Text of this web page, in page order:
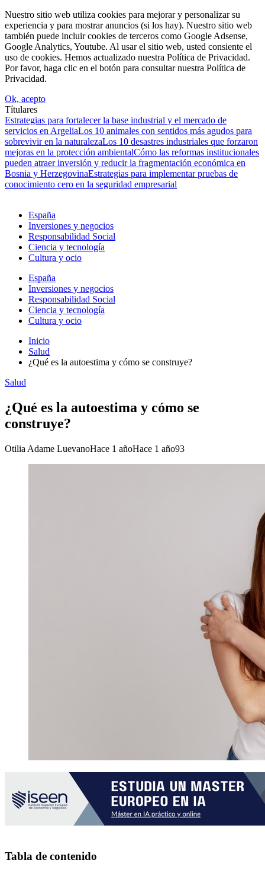
Nuestro sitio web utiliza cookies para mejorar y personalizar su
experiencia y para mostrar anuncios (si los hay). Nuestro sitio web
también puede incluir cookies de terceros como Google Adsense,
Google Analytics, Youtube. Al usar el sitio web, usted consiente el
uso de cookies. Hemos actualizado nuestra Política de Privacidad.
Por favor, haga clic en el botón para consultar nuestra Política de
Privacidad.
Ok, acepto
Títulares
Estrategias para fortalecer la base industrial y el mercado de
servicios en ArgeliaLos 10 animales con sentidos más agudos para
sobrevivir en la naturalezaLos 10 desastres industriales que forzaron
mejoras en la protección ambientalCómo las reformas institucionales
pueden atraer inversión y reducir la fragmentación económica en
Bosnia y HerzegovinaEstrategias para implementar pruebas de
conocimiento cero en la seguridad empresarial
España
Inversiones y negocios
Responsabilidad Social
Ciencia y tecnología
Cultura y ocio
España
Inversiones y negocios
Responsabilidad Social
Ciencia y tecnología
Cultura y ocio
Inicio
Salud
¿Qué es la autoestima y cómo se construye?
Salud
¿Qué es la autoestima y cómo se
construye?
Otilia Adame LuevanoHace 1 añoHace 1 año93
Tabla de contenido